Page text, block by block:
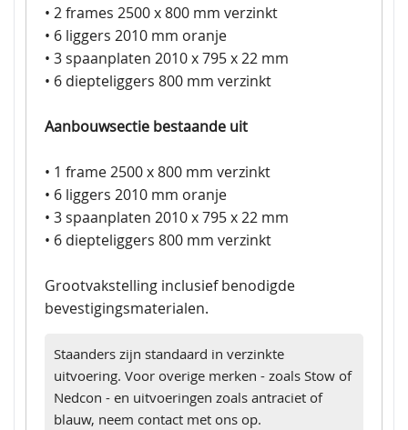
• 2 frames 2500 x 800 mm verzinkt
• 6 liggers 2010 mm oranje
• 3 spaanplaten 2010 x 795 x 22 mm
• 6 diepteliggers 800 mm verzinkt
Aanbouwsectie bestaande uit
• 1 frame 2500 x 800 mm verzinkt
• 6 liggers 2010 mm oranje
• 3 spaanplaten 2010 x 795 x 22 mm
• 6 diepteliggers 800 mm verzinkt
Grootvakstelling inclusief benodigde
bevestigingsmaterialen.
Staanders zijn standaard in verzinkte
uitvoering. Voor overige merken - zoals Stow of
Nedcon - en uitvoeringen zoals antraciet of
blauw, neem contact met ons op.